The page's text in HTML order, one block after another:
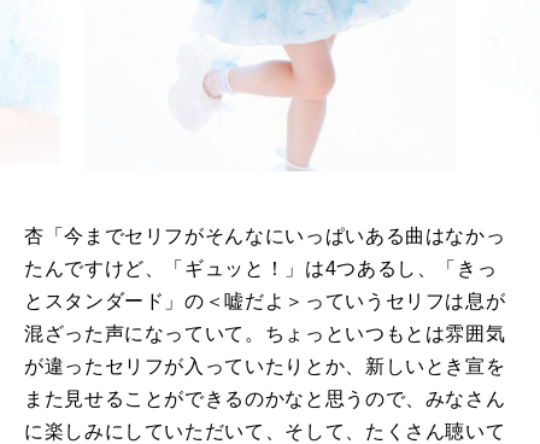
杏「今までセリフがそんなにいっぱいある曲はなかっ
たんですけど、「ギュッと！」は4つあるし、「きっ
とスタンダード」の＜嘘だよ＞っていうセリフは息が
混ざった声になっていて。ちょっといつもとは雰囲気
が違ったセリフが入っていたりとか、新しいとき宣を
また見せることができるのかなと思うので、みなさん
に楽しみにしていただいて、そして、たくさん聴いて